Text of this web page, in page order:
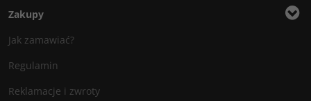
Zakupy
Jak zamawiać?
Regulamin
Reklamacje i zwroty